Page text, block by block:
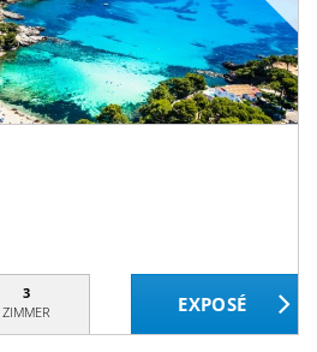
3
ZIMMER